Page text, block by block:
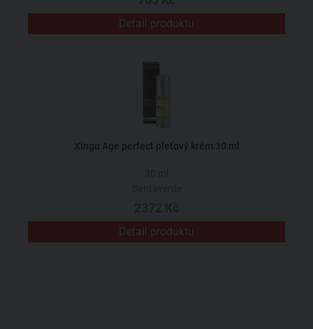
Detail produktu
Xingu Age perfect pleťový krém 30 ml
Detail produktu